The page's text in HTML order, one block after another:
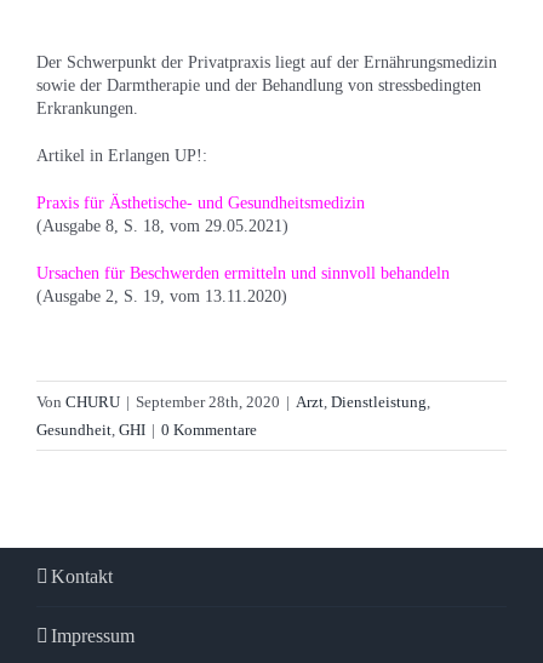
Der Schwerpunkt der Privatpraxis liegt auf der Ernährungsmedizin
sowie der Darmtherapie und der Behandlung von stressbedingten
Erkrankungen.
Artikel in Erlangen UP!:
Praxis für Ästhetische- und Gesundheitsmedizin
(Ausgabe 8, S. 18, vom 29.05.2021)
Ursachen für Beschwerden ermitteln und sinnvoll behandeln
(Ausgabe 2, S. 19, vom 13.11.2020)
Von CHURU | September 28th, 2020 | Arzt, Dienstleistung,
Gesundheit, GHI | 0 Kommentare
Kontakt
Impressum